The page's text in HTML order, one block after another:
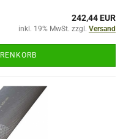
242,44 EUR
inkl. 19% MwSt. zzgl. Versand